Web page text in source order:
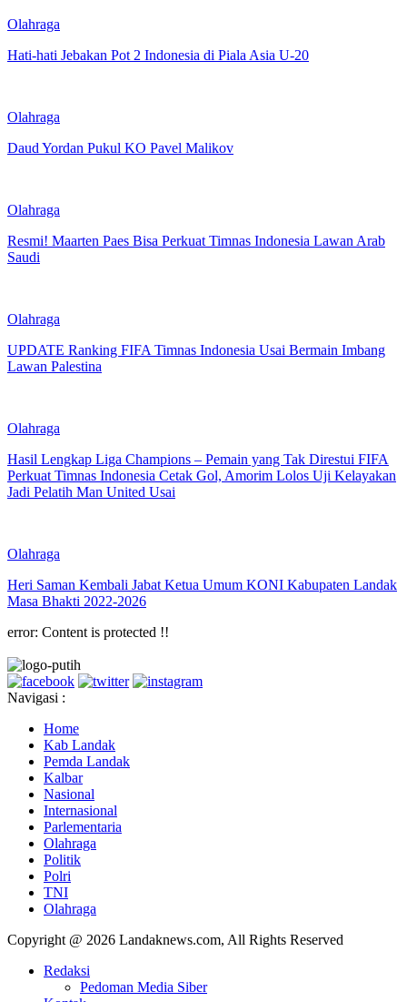
Olahraga
Hati-hati Jebakan Pot 2 Indonesia di Piala Asia U-20
Olahraga
Daud Yordan Pukul KO Pavel Malikov
Olahraga
Resmi! Maarten Paes Bisa Perkuat Timnas Indonesia Lawan Arab
Saudi
Olahraga
UPDATE Ranking FIFA Timnas Indonesia Usai Bermain Imbang
Lawan Palestina
Olahraga
Hasil Lengkap Liga Champions – Pemain yang Tak Direstui FIFA
Perkuat Timnas Indonesia Cetak Gol, Amorim Lolos Uji Kelayakan
Jadi Pelatih Man United Usai
Olahraga
Heri Saman Kembali Jabat Ketua Umum KONI Kabupaten Landak
Masa Bhakti 2022-2026
error: Content is protected !!
Navigasi :
Home
Kab Landak
Pemda Landak
Kalbar
Nasional
Internasional
Parlementaria
Olahraga
Politik
Polri
TNI
Olahraga
Copyright @ 2026 Landaknews.com, All Rights Reserved
Redaksi
Pedoman Media Siber